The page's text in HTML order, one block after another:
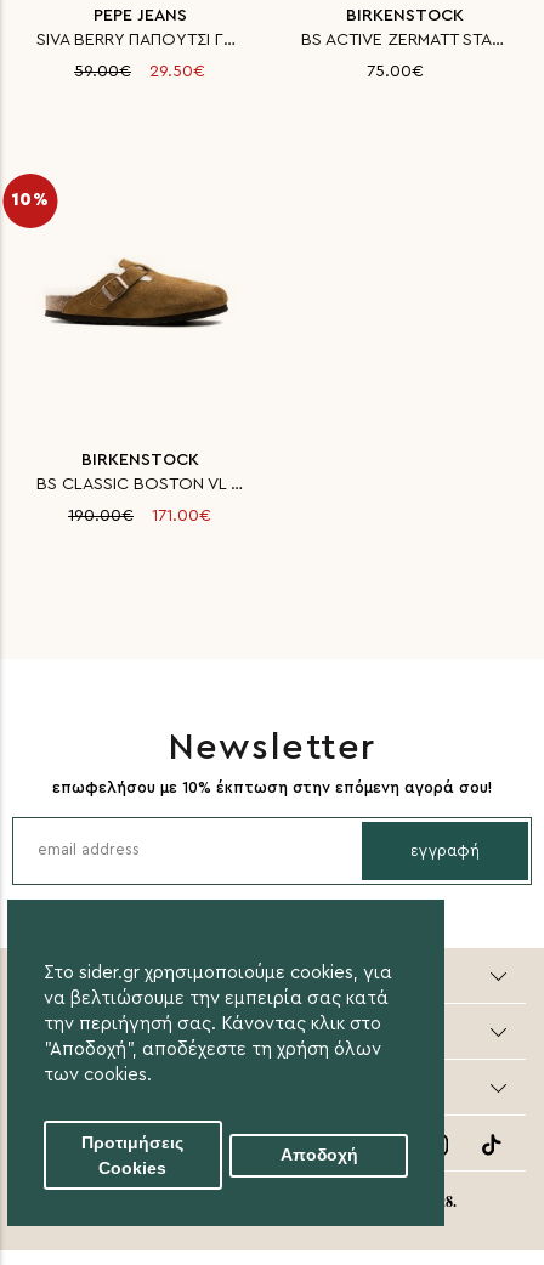
Στο sider.gr χρησιμοποιούμε cookies, για
να βελτιώσουμε την εμπειρία σας κατά
την περιήγησή σας. Κάνοντας κλικ στο
"Αποδοχή", αποδέχεστε τη χρήση όλων
των cookies.
Προτιμήσεις
Cookies
Αποδοχή
PEPE JEANS
SIVA BERRY ΠΑΠΟΥΤΣΙ ΓΥΝΑΙΚΕΙΟ
59.00€
29.50€
BIRKENSTOCK
BS ACTIVE ZERMATT STANDARD FE
75.00€
10%
BIRKENSTOCK
BS CLASSIC BOSTON VL LAF MINK
190.00€
171.00€
Newsletter
επωφελήσου με 10% έκπτωση στην επόμενη αγορά σου!
εγγραφή
Sider valuable steps
Online Αγορές
Οι Αγορές μου
Follow Us
eight8.